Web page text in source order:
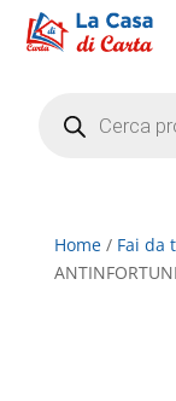
search
Home/ Fai da